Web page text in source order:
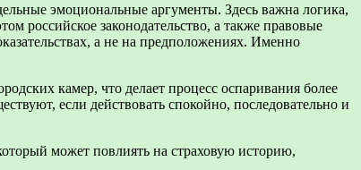
эмоциональные аргументы. Здесь важна логика,
российское законодательство, а также правовые
а не на предположениях. Именно
камер, что делает процесс оспаривания более
если действовать спокойно, последовательно и
может повлиять на страховую историю,